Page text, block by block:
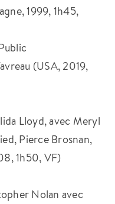
1999, 1h45,
(USA, 2019,
Lloyd, avec Meryl
Pierce Brosnan,
1h50, VF)
Nolan avec